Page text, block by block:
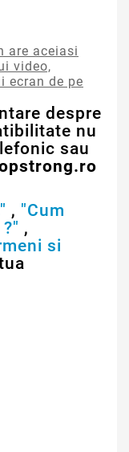
are aceiasi
video,
ecran de pe
despre
nu
sau
, "Cum
,
si